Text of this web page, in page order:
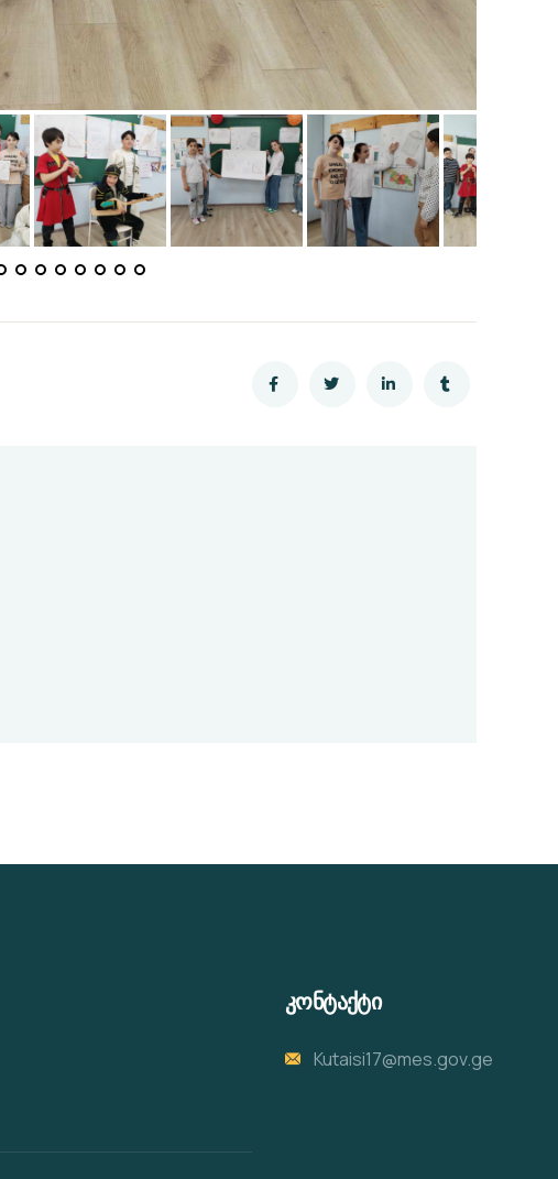
კონტაქტი
Kutaisi17@mes.gov.ge